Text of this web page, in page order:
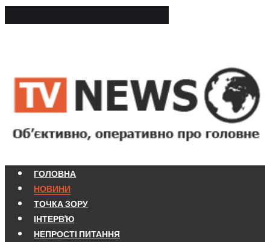
ГОЛОВНА
НОВИНИ
ТОЧКА ЗОРУ
ІНТЕРВ'Ю
НЕПРОСТІ ПИТАННЯ